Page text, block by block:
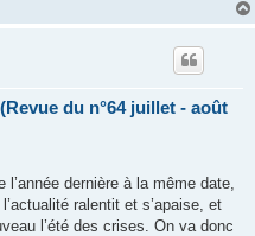
du n°64 juillet - août
dernière à la même date,
ralentit et s’apaise, et
l’été des crises. On va donc